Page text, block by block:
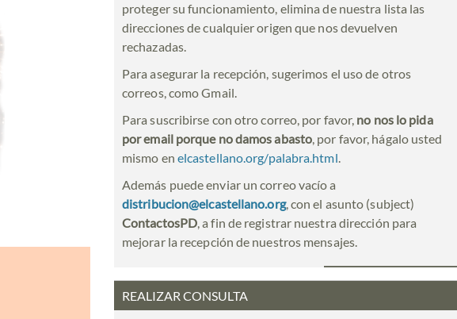
proteger su funcionamiento, elimina de nuestra lista las
direcciones de cualquier origen que nos devuelven
rechazadas.
Para asegurar la recepción, sugerimos el uso de otros
correos, como Gmail.
Para suscribirse con otro correo, por favor, no nos lo pida
por email porque no damos abasto, por favor, hágalo usted
mismo en elcastellano.org/palabra.html.
Además puede enviar un correo vacío a
distribucion@elcastellano.org, con el asunto (subject)
ContactosPD, a fin de registrar nuestra dirección para
mejorar la recepción de nuestros mensajes.
REALIZAR CONSULTA